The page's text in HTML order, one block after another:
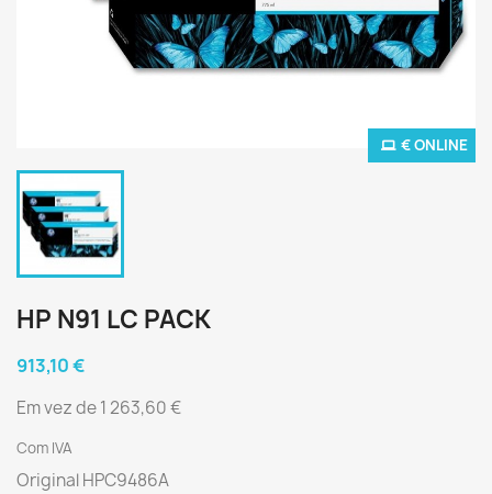
€ ONLINE
HP N91 LC PACK
913,10 €
Em vez de 1 263,60 €
Com IVA
Original HPC9486A